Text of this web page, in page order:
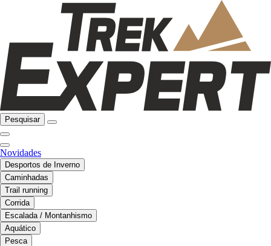
Pesquisar
Novidades
Desportos de Inverno
Caminhadas
Trail running
Corrida
Escalada / Montanhismo
Aquático
Pesca